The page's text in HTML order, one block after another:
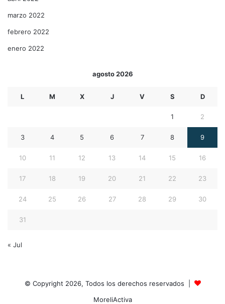
marzo 2022
febrero 2022
enero 2022
agosto 2026
L M X J V S D
1 2
3 4 5 6 7 8 9
10 11 12 13 14 15 16
17 18 19 20 21 22 23
24 25 26 27 28 29 30
31
« Jul
© Copyright 2026, Todos los derechos reservados |
MoreliActiva